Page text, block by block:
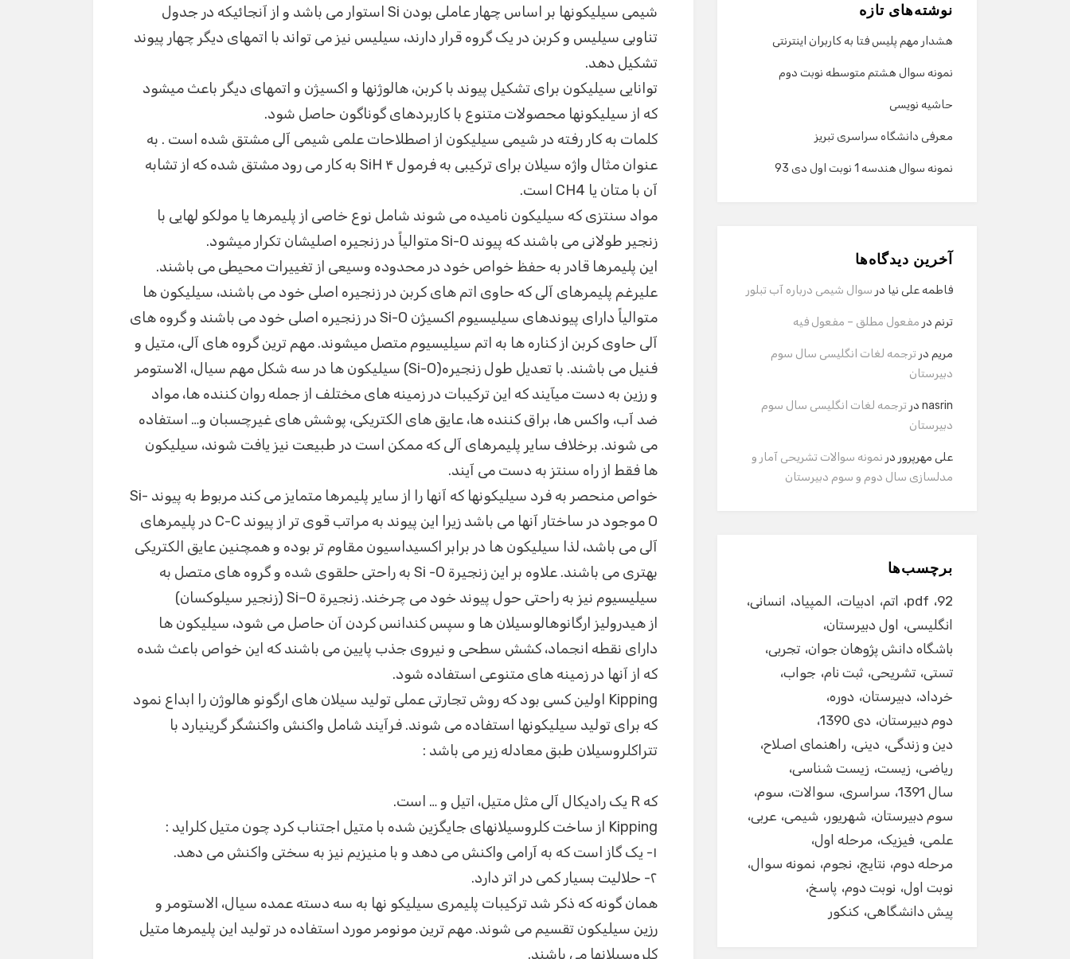
شیمی سیلیکونها بر اساس چهار عاملی بودن Si استوار می باشد و از آنجائیکه در جدول
تناوبی سیلیس و کربن در یک گروه قرار دارند، سیلیس نیز می تواند با اتمهای دیگر چهار پیوند
تشکیل دهد.
توانایی سیلیکون برای تشکیل پیوند با کربن، هالوژنها و اکسیژن و اتمهای دیگر باعث میشود
که از سیلیکونها محصولات متنوع با کاربردهای گوناگون حاصل شود.
کلمات به کار رفته در شیمی سیلیکون از اصطلاحات علمی شیمی آلی مشتق شده است . به
عنوان مثال واژه سیلان برای ترکیبی به فرمول ۴ SiH به کار می رود مشتق شده که از تشابه
آن با متان یا CH4 است.
مواد سنتزی که سیلیکون نامیده می شوند شامل نوع خاصی از پلیمرها یا مولکو لهایی با
زنجیر طولانی می باشند که پیوند Si-O متوالیاً در زنجیره اصلیشان تکرار میشود.
این پلیمرها قادر به حفظ خواص خود در محدوده وسیعی از تغییرات محیطی می باشند.
علیرغم پلیمرهای آلی که حاوی اتم های کربن در زنجیره اصلی خود می باشند، سیلیکون ها
متوالیاً دارای پیوندهای سیلیسیوم اکسیژن Si-O در زنجیره اصلی خود می باشند و گروه های
آلی حاوی کربن از کناره ها به اتم سیلیسیوم متصل میشوند. مهم ترین گروه های آلی، متیل و
فنیل می باشند. با تعدیل طول زنجیره(Si-O) سیلیکون ها در سه شکل مهم سیال، الاستومر
و رزین به دست میآیند که این ترکیبات در زمینه های مختلف از جمله روان کننده ها، مواد
ضد آب، واکس ها، براق کننده ها، عایق های الکتریکی، پوشش های غیرچسبان و… استفاده
می شوند. برخلاف سایر پلیمرهای آلی که ممکن است در طبیعت نیز یافت شوند، سیلیکون
ها فقط از راه سنتز به دست می آیند.
خواص منحصر به فرد سیلیکونها که آنها را از سایر پلیمرها متمایز می کند مربوط به پیوند Si-
O موجود در ساختار آنها می باشد زیرا این پیوند به مراتب قوی تر از پیوند C-C در پلیمرهای
آلی می باشد، لذا سیلیکون ها در برابر اکسیداسیون مقاوم تر بوده و همچنین عایق الکتریکی
بهتری می باشند. علاوه بر این زنجیرة Si -O به راحتی حلقوی شده و گروه های متصل به
سیلیسیوم نیز به راحتی حول پیوند خود می چرخند. زنجیرة Si–O (زنجیر سیلوکسان)
از هیدرولیز ارگانوهالوسیلان ها و سپس کندانس کردن آن حاصل می شود، سیلیکون ها
دارای نقطه انجماد، کشش سطحی و نیروی جذب پایین می باشند که این خواص باعث شده
که از آنها در زمینه های متنوعی استفاده شود.
Kipping اولین کسی بود که روش تجارتی عملی تولید سیلان های ارگونو هالوژن را ابداع نمود
که برای تولید سیلیکونها استفاده می شوند. فرآیند شامل واکنش واکنشگر گرینیارد با
تتراکلروسیلان طبق معادله زیر می باشد :
که R یک رادیکال آلی مثل متیل، اتیل و … است.
Kipping از ساخت کلروسیلانهای جایگزین شده با متیل اجتناب کرد چون متیل کلراید :
۱- یک گاز است که به آرامی واکنش می دهد و با منیزیم نیز به سختی واکنش می دهد.
۲- حلالیت بسیار کمی در اتر دارد.
همان گونه که ذکر شد ترکیبات پلیمری سیلیکو نها به سه دسته عمده سیال، الاستومر و
رزین سیلیکون تقسیم می شوند. مهم ترین مونومر مورد استفاده در تولید این پلیمرها متیل
کلروسیلانها می باشند.
نوشته‌های تازه
هشدار مهم پلیس فتا به کاربران اینترنتی
نمونه سوال هشتم متوسطه نوبت دوم
حاشیه نویسی
معرفی دانشگاه سراسری تبریز
نمونه سوال هندسه 1 نوبت اول دی 93
آخرین دیدگاه‌ها
فاطمه علی نیا در سوال شیمی درباره آب تبلور
ترنم در مفعول مطلق – مفعول فیه
مریم در ترجمه لغات انگلیسی سال سوم
دبیرستان
nasrin در ترجمه لغات انگلیسی سال سوم
دبیرستان
علی مهرپرور در نمونه سوالات تشریحی آمار و
مدلسازی سال دوم و سوم دبیرستان
برچسب‌ها
92
pdf اتم ادبیات المپیاد
انسانی
انگلیسی
اول دبیرستان
باشگاه دانش پژوهان جوان تجربی
تستی تشریحی ثبت نام جواب
خرداد دبیرستان دوره
دوم دبیرستان دی 1390
دین و زندگی دینی راهنمای اصلاح
ریاضی زیست زیست شناسی
سال 1391
سراسری سوالات سوم
سوم دبیرستان شهریور شیمی عربی
علمی فیزیک مرحله اول
مرحله دوم نتایج نجوم نمونه سوال
نوبت اول نوبت دوم پاسخ
پیش دانشگاهی کنکور